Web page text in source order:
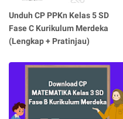
Unduh CP PPKn Kelas 5 SD
Fase C Kurikulum Merdeka
(Lengkap + Pratinjau)